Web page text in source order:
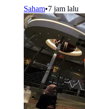
Saham•7 jam lalu